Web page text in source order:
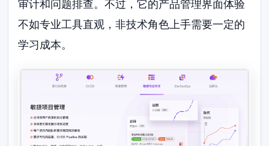
审计和问题排查。不过，它的产品管理界面体验
不如专业工具直观，非技术角色上手需要一定的
学习成本。